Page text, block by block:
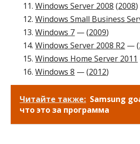
Windows Server 2008 (2008)
Windows Small Business
Windows 7 — (2009)
Windows Server 2008 R2 — (
Windows Home Server 2011
Windows 8 — (2012)
Читайте также: Samsung
что это за программа